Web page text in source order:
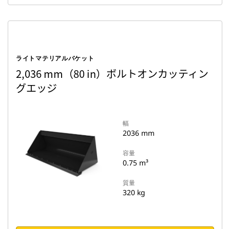
ライトマテリアルバケット
2,036 mm（80 in）ボルトオンカッティン
グエッジ
幅
2036 mm
容量
0.75 m³
質量
320 kg